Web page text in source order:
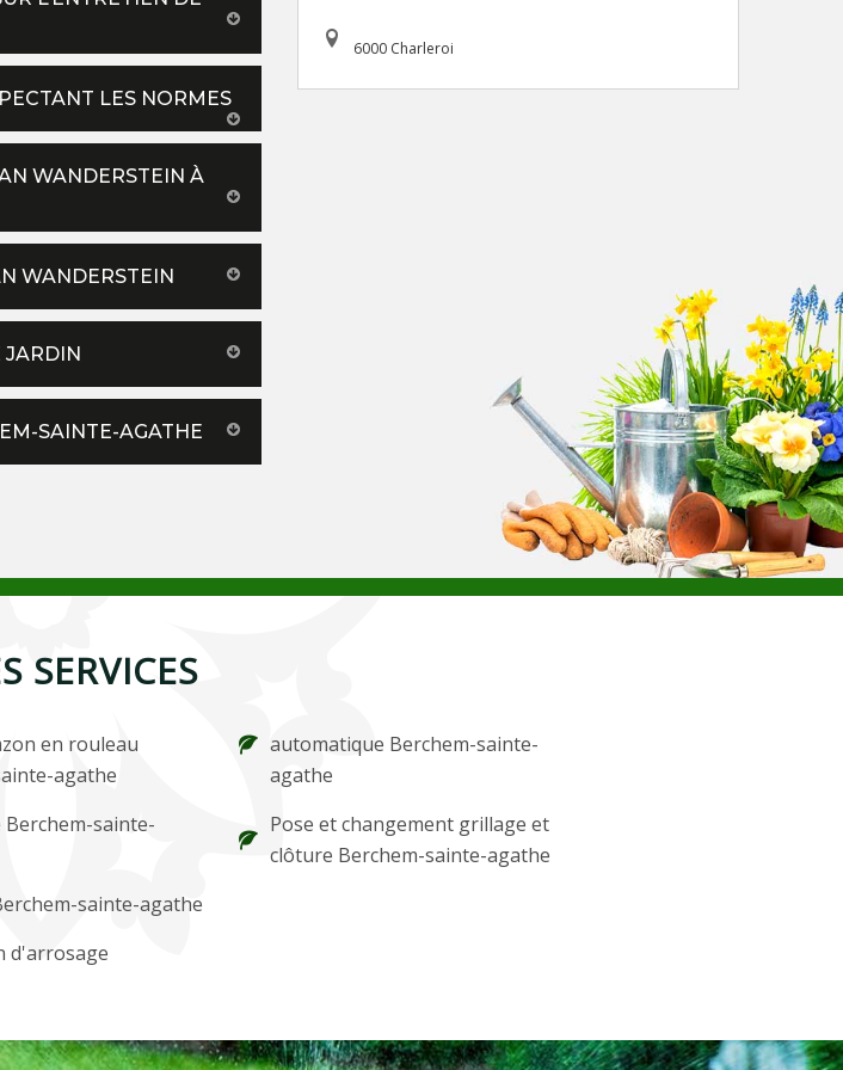
LES NORMES
WANDERSTEIN À
WANDERSTEIN
JARDIN
SAINTE-AGATHE
6000 Charleroi
SERVICES
en rouleau
agathe
Berchem-sainte-
sainte-agathe
d'arrosage
automatique Berchem-sainte-
agathe
Pose et changement grillage et
clôture Berchem-sainte-agathe